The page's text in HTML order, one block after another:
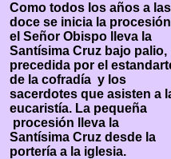
Como todos los años a las
doce se inicia la procesión
el Señor Obispo lleva la
Santísima Cruz bajo palio,
precedida por el
de la cofradía y los
sacerdotes que asisten a
eucaristía. La pequeña
procesión lleva la
Santísima Cruz desde la
portería a la iglesia.